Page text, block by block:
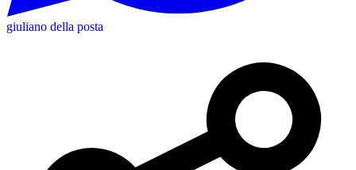
giuliano della posta